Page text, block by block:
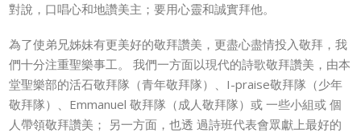
對說，口唱心和地讚美主；要用心靈和誠實拜他。
為了使弟兄姊妹有更美好的敬拜讚美，更盡心盡情投入敬拜，我
們十分注重聖樂事工。 我們一方面以現代的詩歌敬拜讚美，由本
堂聖樂部的活石敬拜隊（青年敬拜隊）、I-praise敬拜隊（少年
敬拜隊）、Emmanuel 敬拜隊（成人敬拜隊）或 一些小組或 個
人帶領敬拜讚美； 另一方面，也透 過詩班代表會眾獻上最好的